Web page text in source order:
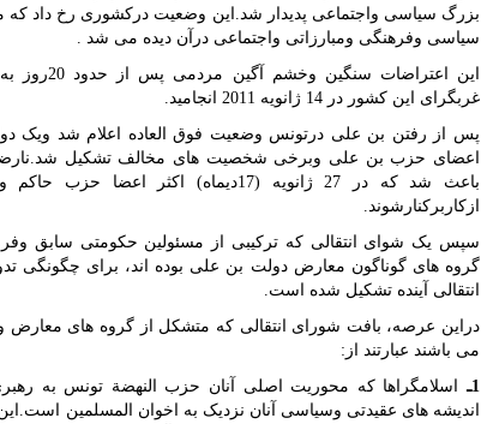
سیاسی وفرهنگی ومبارزاتی واجتماعی درآن دیده می شد .
این
غربگرای این کشور در 14 ژانویه 2011 انجامید.
پس از رفتن بن علی درتونس وضعیت فوق العاده اعلام شد ویک
اعضای حزب بن علی وبرخی شخصیت های مخالف تشکیل
باعث شد که در 27 ژانویه (17دیماه)
ازکاربرکنارشوند.
سپس یک شوای انتقالی که ترکیبی از مسئولین حکومتی سابق
گروه های گوناگون معارض دولت بن علی بوده اند، برای چگونگی
انتقالی آینده تشکیل شده است.
دراین عرصه، بافت شورای انتقالی که متشکل از گروه های
می باشند عبارتند از:
1ـ اسلامگراها که محوریت اصلی آنان حزب النهضة تونس به